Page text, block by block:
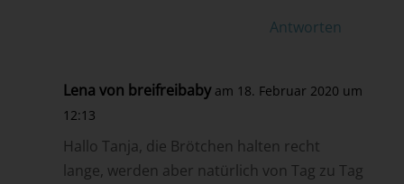
Antworten
Lena von breifreibaby am 18. Februar 2020 um
12:13
Hallo Tanja, die Brötchen halten recht
lange, werden aber natürlich von Tag zu Tag